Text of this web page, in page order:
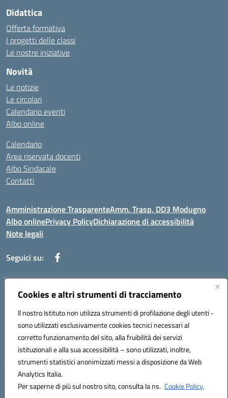
Cookies e altri strumenti di tracciamento
Il nostro Istituto non utilizza strumenti di profilazione degli utenti -
sono utilizzati esclusivamente cookies tecnici necessari al
corretto funzionamento del sito, alla fruibilità dei servizi
istituzionali e alla sua accessibilità – sono utilizzati, inoltre,
strumenti statistici anonimizzati messi a disposizione da Web
Analytics Italia.
Per saperne di più sul nostro sito, consulta la ns. Cookie Policy.
Didattica
Offerta formativa
I progetti delle classi
Le nostre iniziative
Novità
Le notizie
Le circolari
Calendario eventi
Albo online
Calendario
Area riservata docenti
Albo Sindacale
Contatti
Amministrazione TrasparenteAmm. Trasp. DD3 Modugno
Albo onlinePrivacy PolicyDichiarazione di accessibilità
Note legali
Seguici su:
Indirizzo:Via Magna Grecia, 1 - 70026 Modugno (Bari)
Posta elettronica certificata (PEC):baic8ap005@pec.istruzione.it
Codice fiscale: 93548950729
Codice meccanografico: BAIC8AP005
Hosting & Powered by 3D Solution S.r.l.
Concept & Design by Designers Italia